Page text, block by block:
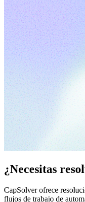
¿Necesitas
CapSolver ofrece
flujos de trabajo de